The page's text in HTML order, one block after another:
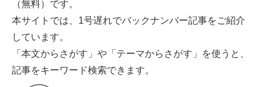
（無料）です。
本サイトでは、1号遅れでバックナンバー記事をご紹介
しています。
「本文からさがす」や「テーマからさがす」を使うと、
記事をキーワード検索できます。